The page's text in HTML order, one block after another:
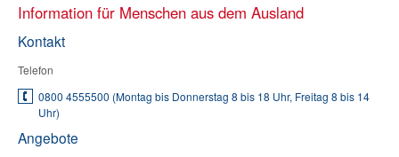
Information für Menschen aus dem Ausland
Kontakt
Telefon
0800 4555500 (Montag bis Donnerstag 8 bis 18 Uhr, Freitag 8 bis 14
Uhr)
Angebote